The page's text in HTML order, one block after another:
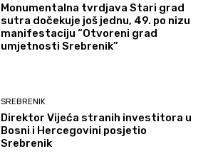
Monumentalna tvrdjava Stari grad
sutra dočekuje još jednu, 49. po nizu
manifestaciju “Otvoreni grad
umjetnosti Srebrenik”
SREBRENIK
Direktor Vijeća stranih investitora u
Bosni i Hercegovini posjetio
Srebrenik